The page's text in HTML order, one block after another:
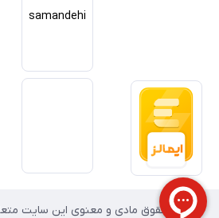
تمامی حقوق مادی و معنوی این سایت